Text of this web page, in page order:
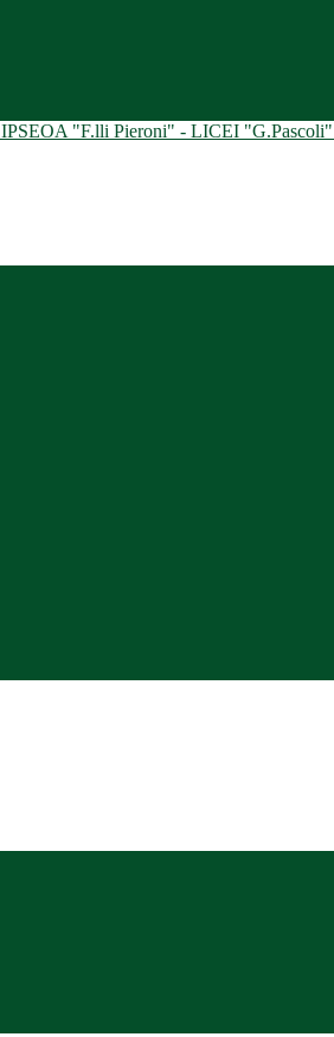
IPSEOA "F.lli Pieroni" - LICEI